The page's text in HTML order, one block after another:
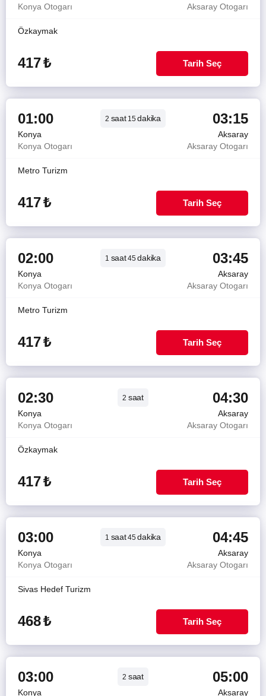
Konya Otogarı
Aksaray Otogarı
Özkaymak
417₺ Tarih Seç
01:00 2 saat15dakika 03:15
Konya
Aksaray
Konya Otogarı
Aksaray Otogarı
Metro Turizm
417₺ Tarih Seç
02:00 1 saat45dakika 03:45
Konya
Aksaray
Konya Otogarı
Aksaray Otogarı
Metro Turizm
417₺ Tarih Seç
02:30 2 saat 04:30
Konya
Aksaray
Konya Otogarı
Aksaray Otogarı
Özkaymak
417₺ Tarih Seç
03:00 1 saat45dakika 04:45
Konya
Aksaray
Konya Otogarı
Aksaray Otogarı
Sivas Hedef Turizm
468₺ Tarih Seç
03:00 2 saat 05:00
Konya
Aksaray